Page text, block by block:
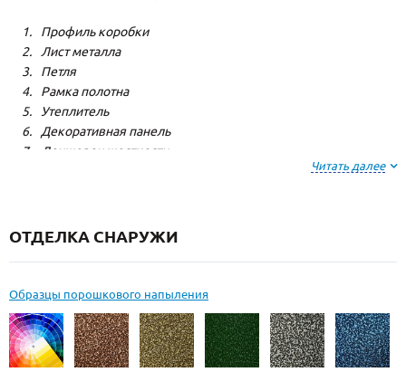
Профиль коробки
Лист металла
Петля
Рамка полотна
Утеплитель
Декоративная панель
Лонжерон жесткости
Читать далее
ОТДЕЛКА СНАРУЖИ
Образцы порошкового напыления